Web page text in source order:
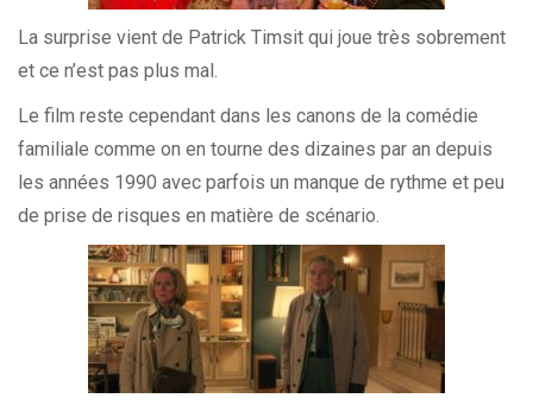
La surprise vient de Patrick Timsit qui joue très sobrement
et ce n’est pas plus mal.
Le film reste cependant dans les canons de la comédie
familiale comme on en tourne des dizaines par an depuis
les années 1990 avec parfois un manque de rythme et peu
de prise de risques en matière de scénario.